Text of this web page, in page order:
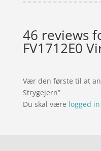
46 reviews
FV1712E0
Vær den første til at
Strygejern”
Du skal være logged in